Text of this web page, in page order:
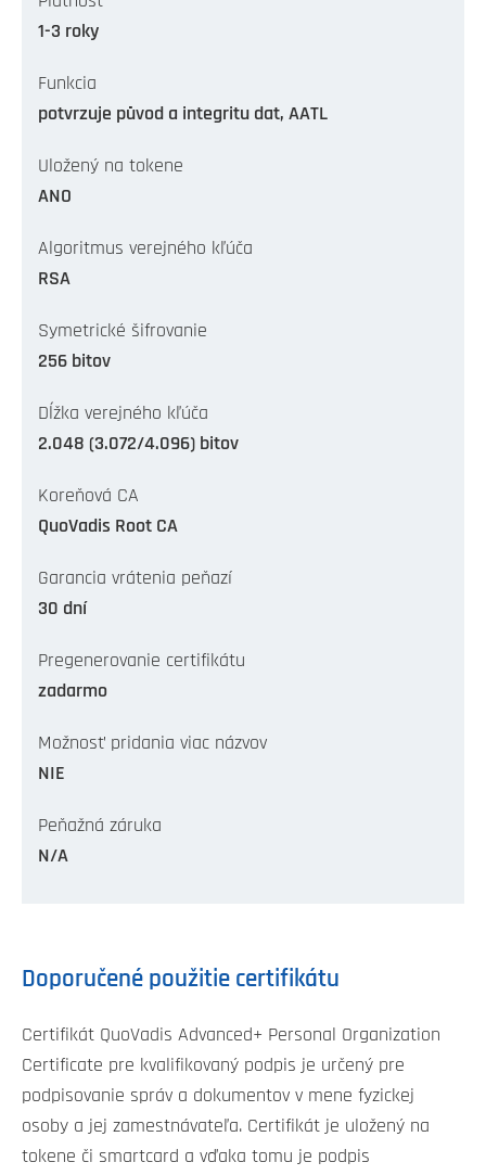
1-3 roky
Funkcia
potvrzuje původ a integritu dat, AATL
Uložený na tokene
ANO
Algoritmus verejného kľúča
RSA
Symetrické šifrovanie
256 bitov
Dĺžka verejného kľúča
2.048 (3.072/4.096) bitov
Koreňová CA
QuoVadis Root CA
Garancia vrátenia peňazí
30 dní
Pregenerovanie certifikátu
zadarmo
Možnosť pridania viac názvov
NIE
Peňažná záruka
N/A
Doporučené použitie certifikátu
Certifikát QuoVadis Advanced+ Personal Organization
Certificate pre kvalifikovaný podpis je určený pre
podpisovanie správ a dokumentov v mene fyzickej
osoby a jej zamestnávateľa. Certifikát je uložený na
tokene či smartcard a vďaka tomu je podpis